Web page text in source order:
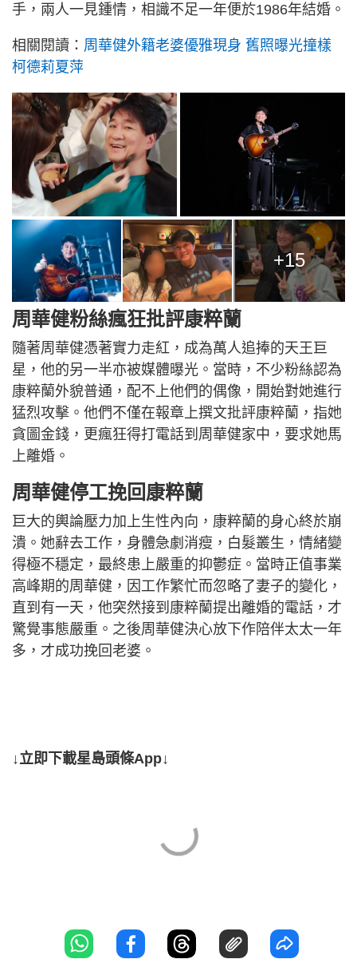
手，兩人一見鍾情，相識不足一年便於1986年結婚。
相關閱讀： 周華健外籍老婆優雅現身 舊照曝光撞樣
柯德莉夏萍
+15
周華健粉絲瘋狂批評康粹蘭
隨著周華健憑著實力走紅，成為萬人追捧的天王巨
星，他的另一半亦被媒體曝光。當時，不少粉絲認為
康粹蘭外貌普通，配不上他們的偶像，開始對她進行
猛烈攻擊。他們不僅在報章上撰文批評康粹蘭，指她
貪圖金錢，更瘋狂得打電話到周華健家中，要求她馬
上離婚。
周華健停工挽回康粹蘭
巨大的輿論壓力加上生性內向，康粹蘭的身心終於崩
潰。她辭去工作，身體急劇消瘦，白髮叢生，情緒變
得極不穩定，最終患上嚴重的抑鬱症。當時正值事業
高峰期的周華健，因工作繁忙而忽略了妻子的變化，
直到有一天，他突然接到康粹蘭提出離婚的電話，才
驚覺事態嚴重。之後周華健決心放下作陪伴太太一年
多，才成功挽回老婆。
↓立即下載星島頭條App↓